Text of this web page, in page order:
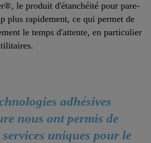
le produit d'étanchéité pour pare-
plus rapidement, ce qui permet de
le temps d'attente, en particulier
adhésives
nous ont permis de
uniques pour le